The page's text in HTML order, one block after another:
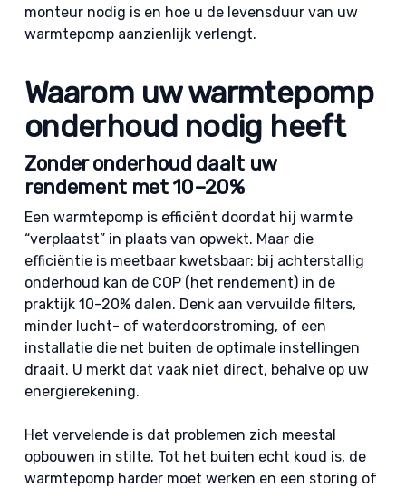
monteur nodig is en hoe u de levensduur van uw
warmtepomp aanzienlijk verlengt.
Waarom uw warmtepomp
onderhoud nodig heeft
Zonder onderhoud daalt uw
rendement met 10–20%
Een warmtepomp is efficiënt doordat hij warmte
“verplaatst” in plaats van opwekt. Maar die
efficiëntie is meetbaar kwetsbaar: bij achterstallig
onderhoud kan de COP (het rendement) in de
praktijk 10–20% dalen. Denk aan vervuilde filters,
minder lucht- of waterdoorstroming, of een
installatie die net buiten de optimale instellingen
draait. U merkt dat vaak niet direct, behalve op uw
energierekening.
Het vervelende is dat problemen zich meestal
opbouwen in stilte. Tot het buiten echt koud is, de
warmtepomp harder moet werken en een storing of